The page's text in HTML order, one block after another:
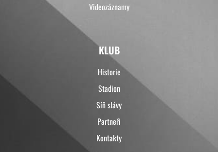
Videozáznamy
KLUB
Historie
Stadion
Síň slávy
Partneři
Kontakty